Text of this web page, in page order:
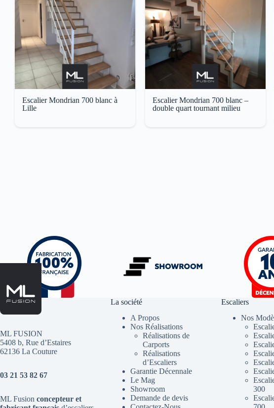
Escalier Mondrian 700 blanc à
Lille
Escalier Mondrian 700 blanc –
double quart tournant milieu
ML FUSION
5408 b, Rue d’Estaires
62136 La Couture
03 21 53 82 67
ML Fusion concepteur et
La société
A Propos
Nos Réalisations
Réalisations de
Carports
Réalisations
d’Escaliers
Garantie Décennale
Le Mag
Showroom
Demande de devis
Escaliers
Nos
300